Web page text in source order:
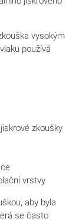
vysokým
používá
zkoušky
vrstvy
aby byla
se často